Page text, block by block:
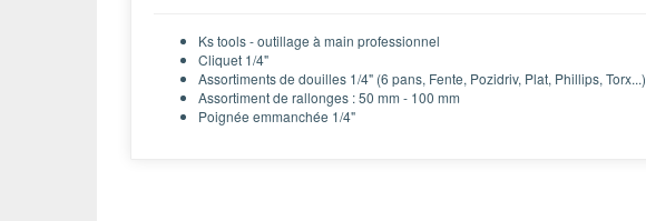
Ks tools - outillage à main professionnel
Cliquet 1/4"
Assortiments de douilles 1/4" (6 pans, Fente, Pozidriv, Plat, Phillips, Torx...)
Assortiment de rallonges : 50 mm - 100 mm
Poignée emmanchée 1/4"